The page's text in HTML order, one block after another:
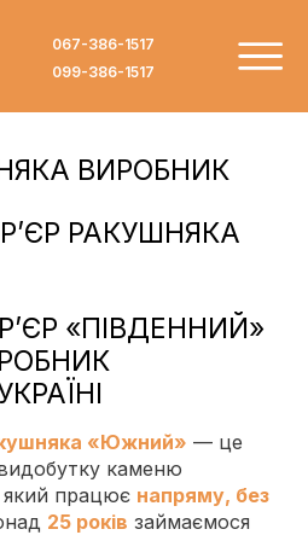
067-386-1517
099-386-1517
ВИРОБНИК
РАКУШНЯКА
«ПІВДЕННИЙ»
«Южний» — це
каменю
який працює напряму, без
25 років займаємося